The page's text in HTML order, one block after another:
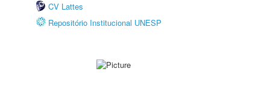
CV Lattes
Repositório Institucional UNESP